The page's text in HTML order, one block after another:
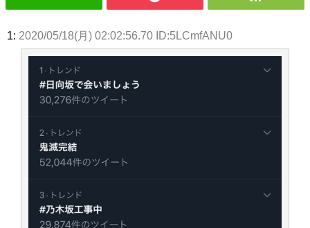
日向坂46まとめのまとめ / 【日向坂46】富田鈴花1st写真集の先行カット、
花考案グッズ＆生写真5種が公開される
アイドル – ぷぅアンテナ / 「乃木坂46ののぎおび⊿」北野日奈子が生配
信！【2022.3.22 17:15〜 SHOWROOM】
アイドル – ぷぅアンテナ / 2022年3月22日（火）のメディア情報
ぺいとう×いちごみるく×マヨラー星人 と同じと考えてよろしいですか？
アイドル – ぷぅアンテナ / 【乃木坂46】日村勇紀 gif職人が切り抜いた名シ
ｗｗｗｗｗｗｗｗｗｗ
ふぇどみ！ / 【悲報】母「裕福な過程が高学歴になるとか大嘘。教育に金を
かけまくったうちの息子が団地住みの貧乏に学歴で負けた」
1: 2020/05/18(月) 02:02:56.70 ID:5LCmfANU0